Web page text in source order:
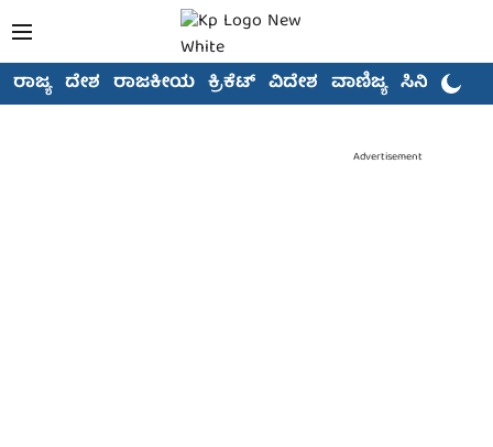
ರಾಜ್ಯ ದೇಶ ರಾಜಕೀಯ ಕ್ರಿಕೆಟ್ ವಿದೇಶ ವಾಣಿಜ್ಯ ಸಿನಿಮಾ
Advertisement